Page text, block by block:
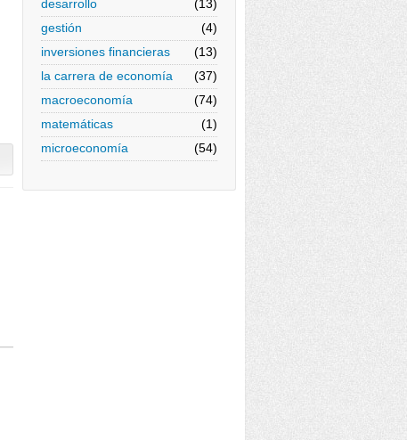
desarrollo
(13)
gestión
(4)
inversiones financieras
(13)
la carrera de economía
(37)
macroeconomía
(74)
matemáticas
(1)
microeconomía
(54)